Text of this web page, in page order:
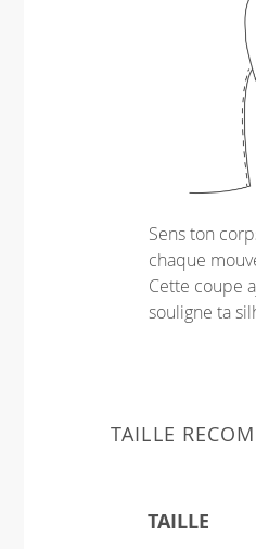
Sens ton
chaque
Cette coupe
souligne ta
TAILLE
TAILLE